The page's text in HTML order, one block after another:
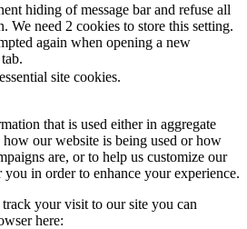
hiding of message bar and refuse all
We need 2 cookies to store this setting.
again when opening a new
site cookies.
that is used either in aggregate
our website is being used or how
are, or to help us customize our
in order to enhance your experience.
your visit to our site you can
here: